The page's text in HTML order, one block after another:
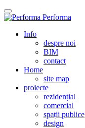
Performa
Info
despre noi
BIM
contact
Home
site map
proiecte
rezidențial
comercial
spații publice
design